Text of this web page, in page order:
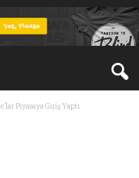
Piyasaya Giriş Yaptı